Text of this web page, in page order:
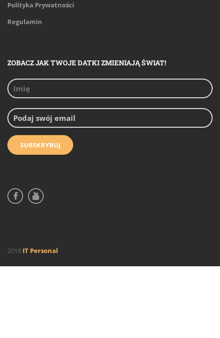
Polityka Prywatności
Regulamin
ZOBACZ JAK TWOJE DATKI ZMIENIAJĄ ŚWIAT!
2018 IT Personal